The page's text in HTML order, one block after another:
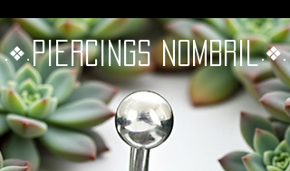
Piercings Nombril.❖.
.❖.